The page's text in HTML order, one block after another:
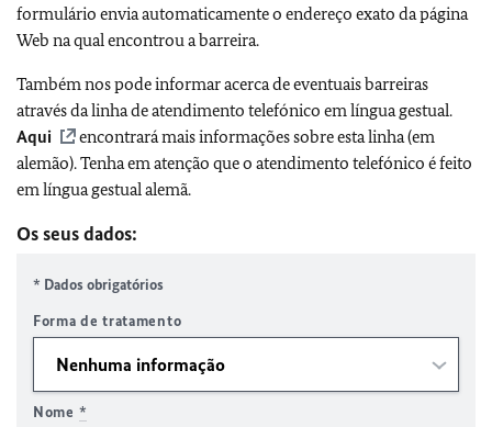
formulário envia automaticamente o endereço exato da página
Web na qual encontrou a barreira.
Também nos pode informar acerca de eventuais barreiras
através da linha de atendimento telefónico em língua gestual.
Aqui
encontrará mais informações sobre esta linha (em
alemão). Tenha em atenção que o atendimento telefónico é feito
em língua gestual alemã.
Os seus dados:
* Dados obrigatórios
Forma de tratamento
Nome *